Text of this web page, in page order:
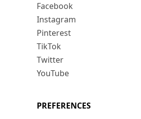
Facebook
Instagram
Pinterest
TikTok
Twitter
YouTube
PREFERENCES